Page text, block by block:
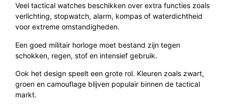
Veel tactical watches beschikken over extra functies zoals
verlichting, stopwatch, alarm, kompas of waterdichtheid
voor extreme omstandigheden.
Een goed militair horloge moet bestand zijn tegen
schokken, regen, stof en intensief gebruik.
Ook het design speelt een grote rol. Kleuren zoals zwart,
groen en camouflage blijven populair binnen de tactical
markt.